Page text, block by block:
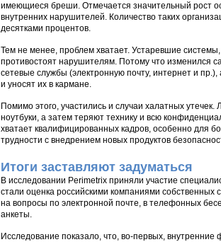
имеющиеся бреши. Отмечается значительный рост
внутренних нарушителей. Количество таких
десятками процентов.
Тем не менее, проблем хватает. Устаревшие
противостоят нарушителям. Потому что изменился
сетевые службы (электронную почту, интернет и
и уносят их в кармане.
Помимо этого, участились и случаи халатных
ноутбуки, а затем теряют технику и всю
хватает квалифицированных кадров, особенно для
трудности с внедрением новых продуктов
Итоги заставляют задуматься
В исследовании Perimetrix приняли участие
стали оценка российскими компаниями
на вопросы по электронной почте, в телефонных
анкеты.
Исследование показало, что, во-первых,